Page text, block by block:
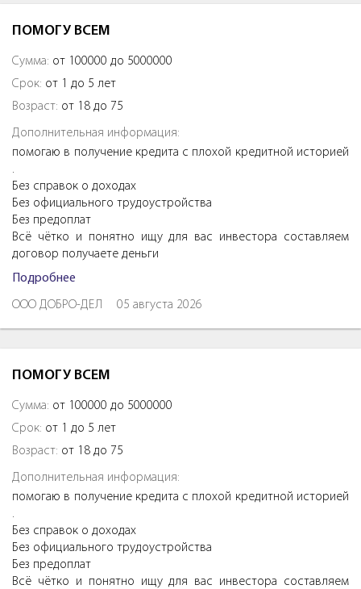
ПОМОГУ ВСЕМ
Сумма: от 100000 до 5000000
Срок: от 1 до 5 лет
Возраст: от 18 до 75
Дополнительная информация:
помогаю в получение кредита с плохой кредитной историей
.
Без справок о доходах
Без официального трудоустройства
Без предоплат
Всё чётко и понятно ищу для вас инвестора составляем
договор получаете деньги
Подробнее
ООО ДОБРО-ДЕЛ 05 августа 2026
ПОМОГУ ВСЕМ
Сумма: от 100000 до 5000000
Срок: от 1 до 5 лет
Возраст: от 18 до 75
Дополнительная информация:
помогаю в получение кредита с плохой кредитной историей
.
Без справок о доходах
Без официального трудоустройства
Без предоплат
Всё чётко и понятно ищу для вас инвестора составляем